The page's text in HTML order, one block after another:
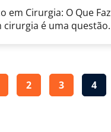
em Cirurgia: O Que
cirurgia é uma
2 3 4